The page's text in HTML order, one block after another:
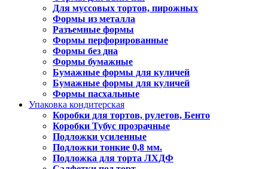
Для муссовых тортов, пирожных
Формы из металла
Разъемные формы
Формы перфорированные
Формы без дна
Формы бумажные
Бумажные формы для куличей
Бумажные формы для куличей
Формы пасхальные
Упаковка кондитерская
Коробки для тортов, рулетов, Бенто
Коробки Тубус прозрачные
Подложки усиленные
Подложки тонкие 0,8 мм.
Подложка для торта ЛХДФ